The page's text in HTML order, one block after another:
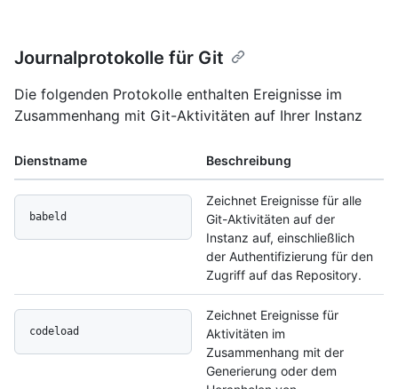
Journalprotokolle für Git
Die folgenden Protokolle enthalten Ereignisse im
Zusammenhang mit Git-Aktivitäten auf Ihrer Instanz
Dienstname Beschreibung
babeld
Zeichnet Ereignisse für alle
Git-Aktivitäten auf der
Instanz auf, einschließlich
der Authentifizierung für den
Zugriff auf das Repository.
codeload
Zeichnet Ereignisse für
Aktivitäten im
Zusammenhang mit der
Generierung oder dem